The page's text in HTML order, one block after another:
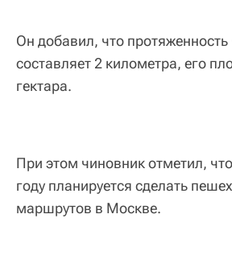
Он добавил, что
составляет 2 километра, его
гектара.
При этом чиновник отметил,
году планируется сделать
маршрутов в Москве.